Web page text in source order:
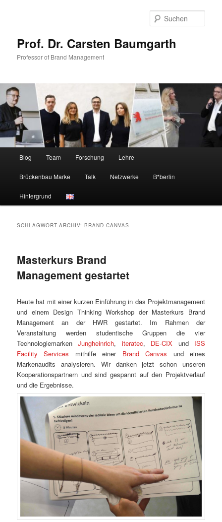
Prof. Dr. Carsten Baumgarth
Professor of Brand Management
Blog Team Forschung Lehre
Brückenbau Marke Talk Netzwerke B*berlin
Hintergrund
SCHLAGWORT-ARCHIV:BRAND CANVAS
Masterkurs Brand
Management gestartet
Heute hat mit einer kurzen Einführung in das Projektmanagement
und einem Design Thinking Workshop der Masterkurs Brand
Management an der HWR gestartet. Im Rahmen der
Veranstaltung werden studentische Gruppen die vier
TechnologiemarkenJungheinrich, iteratec, DE-CIX und ISS
Facility Services mithilfe einer Brand Canvas und eines
Markenaudits analysieren. Wir danken jetzt schon unseren
Kooperationspartnern und sind gespannt auf den Projektverlauf
und die Ergebnisse.